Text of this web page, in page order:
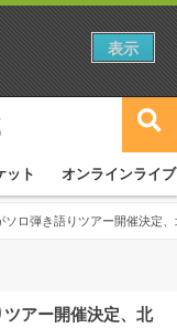
ット オンラインライブ
ソロ弾き語りツアー開催決定
アー開催決定、北
表示